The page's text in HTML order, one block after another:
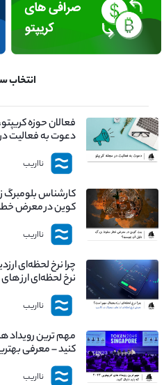
انتخاب
فعالان حوزه
دعوت به فعالیت
نااریب
کارشناس بلومبرگ
کوین در معرض
چیست؟
نااریب
چرا نرخ لحظه‌ای
نرخ لحظه‌ای ارز
نااریب
کنید – معرفی
نااریب